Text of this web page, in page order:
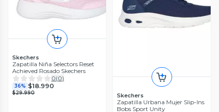
Skechers
Zapatilla Niña Selectors Reset
Achieved Rosado Skechers
0(0)
36% $18.990
$29.990 Skechers
Zapatilla Urbana Mujer Slip-Ins
Bobs Sport Unity